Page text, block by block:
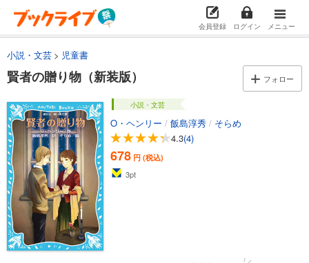
会員登録 ログイン メニュー
小説・文芸 児童書
賢者の贈り物（新装版） フォロー
小説・文芸
O・ヘンリー / 飯島淳秀 / そらめ
4.3(4)
678 円 (税込)
3pt